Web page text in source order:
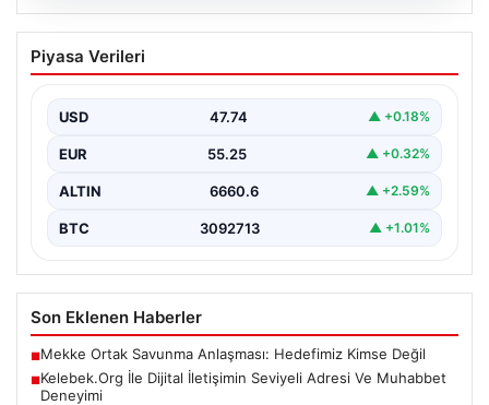
Kelebek.Org İle Dijital İletişimin Seviyeli
Adresi Ve Muhabbet Deneyimi
kurması kritik bir hassasiyet taşımaktadır. Halen pek…
Piyasa Verileri
USD 47.74 ▲ +0.18%
EUR 55.25 ▲ +0.32%
ALTIN 6660.6 ▲ +2.59%
BTC 3092713 ▲ +1.01%
Son Eklenen Haberler
■Mekke Ortak Savunma Anlaşması: Hedefimiz Kimse Değil
■Kelebek.Org İle Dijital İletişimin Seviyeli Adresi Ve Muhabbet
Deneyimi